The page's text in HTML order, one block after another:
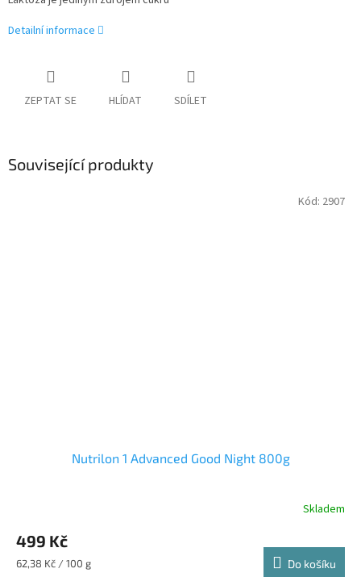
Detailní informace
ZEPTAT SE HLÍDAT SDÍLET
Související produkty
Nutrilon 1 Advanced Good Night 800g
produktu
je
3,6
Skladem
499 Kč
Měrná
62,38 Kč / 100 g Do košíku
Kód: 2907